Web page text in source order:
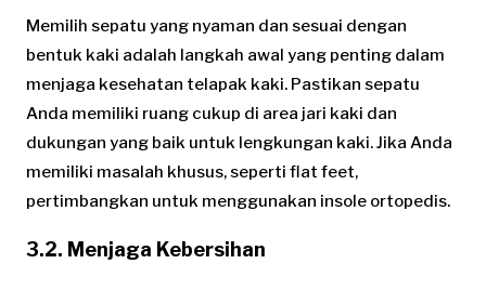
Memilih sepatu yang nyaman dan sesuai dengan
bentuk kaki adalah langkah awal yang penting dalam
menjaga kesehatan telapak kaki. Pastikan sepatu
Anda memiliki ruang cukup di area jari kaki dan
dukungan yang baik untuk lengkungan kaki. Jika Anda
memiliki masalah khusus, seperti flat feet,
pertimbangkan untuk menggunakan insole ortopedis.
3.2. Menjaga Kebersihan